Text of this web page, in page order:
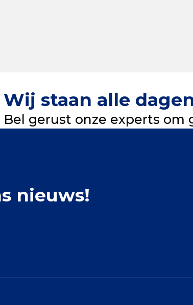
Wij staan alle
Bel gerust onze experts om
nieuws!